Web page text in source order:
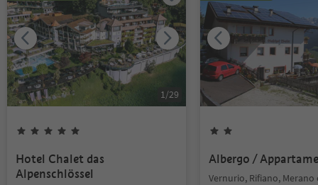
1/29
Hotel Chalet das
Alpenschlössel
Albergo /
Vernurio, Rifiano,